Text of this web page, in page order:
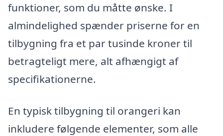
funktioner, som du måtte ønske. I
almindelighed spænder priserne for en
tilbygning fra et par tusinde kroner til
betragteligt mere, alt afhængigt af
specifikationerne.
En typisk tilbygning til orangeri kan
inkludere følgende elementer, som alle